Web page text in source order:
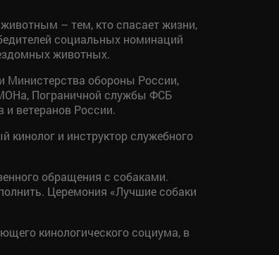
– тем, кто спасает жизни,
социальных номинаций
животных.
Министерства обороны России,
Пограничной службы ФСБ
ветеранов России.
и инструктор служебного
обращения с собаками.
Церемония «Лучшие собаки
кинологического социума, в